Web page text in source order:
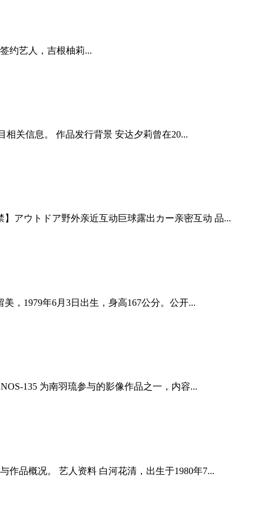
约艺人，吉根柚莉...
关信息。 作品发行背景 安达夕莉曾在20...
アウトドア野外亲近互动巨球露出カー亲密互动 品...
，1979年6月3日出生，身高167公分。公开...
135 为南羽琉参与的影像作品之一，内容...
品概况。 艺人资料 白河花清，出生于1980年7...